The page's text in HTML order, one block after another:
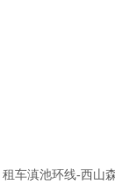
租车滇池环线-西山